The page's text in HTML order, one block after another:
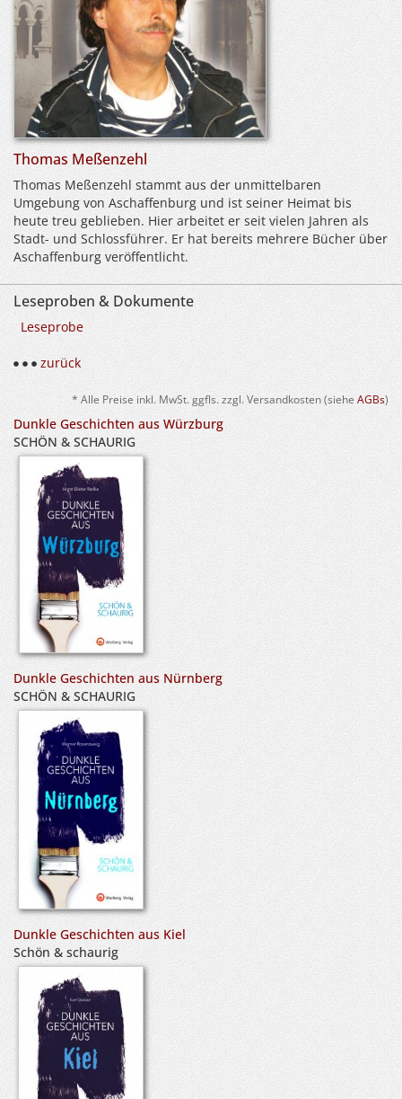
Thomas Meßenzehl
Thomas Meßenzehl stammt aus der unmittelbaren
Umgebung von Aschaffenburg und ist seiner Heimat bis
heute treu geblieben. Hier arbeitet er seit vielen Jahren als
Stadt- und Schlossführer. Er hat bereits mehrere Bücher über
Aschaffenburg veröffentlicht.
Leseproben & Dokumente
Leseprobe
zurück
* Alle Preise inkl. MwSt. ggfls. zzgl. Versandkosten (siehe AGBs)
Dunkle Geschichten aus Würzburg
SCHÖN & SCHAURIG
Dunkle Geschichten aus Nürnberg
SCHÖN & SCHAURIG
Dunkle Geschichten aus Kiel
Schön & schaurig